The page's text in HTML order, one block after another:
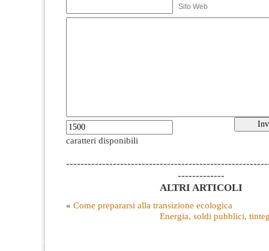
Sito Web
caratteri disponibili
-------------
ALTRI ARTICOLI
« Come prepararsi alla transizione ecologica
Energia, soldi pubblici,